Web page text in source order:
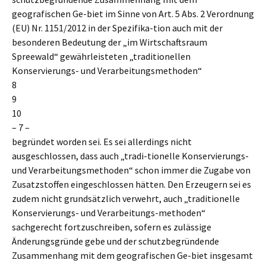
geografischen Ge-biet im Sinne von Art. 5 Abs. 2 Verordnung
(EU) Nr. 1151/2012 in der Spezifika-tion auch mit der
besonderen Bedeutung der „im Wirtschaftsraum
Spreewald“ gewährleisteten „traditionellen
Konservierungs- und Verarbeitungsmethoden“
8
9
10
– 7 –
begründet worden sei. Es sei allerdings nicht
ausgeschlossen, dass auch „tradi-tionelle Konservierungs-
und Verarbeitungsmethoden“ schon immer die Zugabe von
Zusatzstoffen eingeschlossen hätten. Den Erzeugern sei es
zudem nicht grundsätzlich verwehrt, auch „traditionelle
Konservierungs- und Verarbeitungs-methoden“
sachgerecht fortzuschreiben, sofern es zulässige
Änderungsgründe gebe und der schutzbegründende
Zusammenhang mit dem geografischen Ge-biet insgesamt